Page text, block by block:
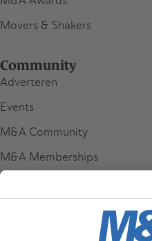
Movers & Shakers
Community
Adverteren
Events
M&A Community
M&A Memberships